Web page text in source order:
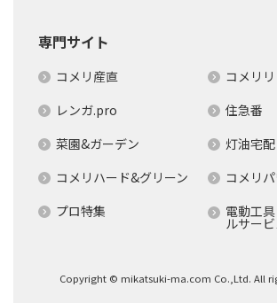
専門サイト
コメリ産直
コメリ
レンガ.pro
住急番
菜園&ガーデン
灯油宅配
コメリハード&グリーン
コメリ
プロ特集
電動工
ルサー
Copyright © mikatsuki-ma.com Co.,Ltd. All